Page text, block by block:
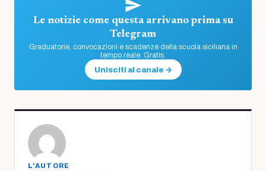
Le notizie come questa arrivano prima su
Telegram
Graduatorie, convocazioni e scadenze della scuola siciliana in
tempo reale. Gratis.
Unisciti al canale →
L'AUTORE